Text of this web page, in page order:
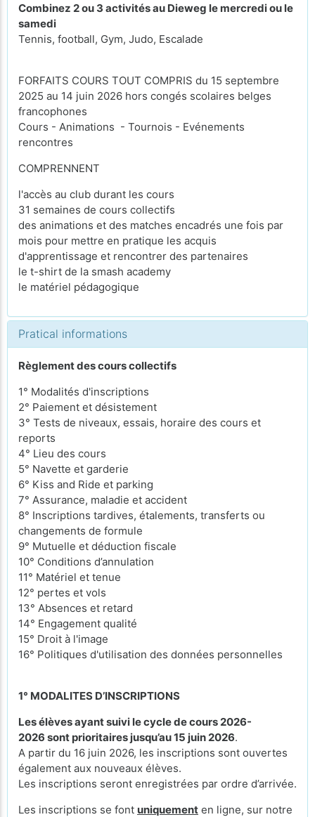
Combinez 2 ou 3 activités au Dieweg le mercredi ou le
samedi
Tennis, football, Gym, Judo, Escalade
FORFAITS COURS TOUT COMPRIS du 15 septembre
2025 au 14 juin 2026 hors congés scolaires belges
francophones
Cours - Animations - Tournois - Evénements
rencontres
COMPRENNENT
l'accès au club durant les cours
31 semaines de cours collectifs
des animations et des matches encadrés une fois par
mois pour mettre en pratique les acquis
d'apprentissage et rencontrer des partenaires
le t-shirt de la smash academy
le matériel pédagogique
Pratical informations
Règlement des cours collectifs
1° Modalités d'inscriptions
2° Paiement et désistement
3° Tests de niveaux, essais, horaire des cours et
reports
4° Lieu des cours
5° Navette et garderie
6° Kiss and Ride et parking
7° Assurance, maladie et accident
8° Inscriptions tardives, étalements, transferts ou
changements de formule
9° Mutuelle et déduction fiscale
10° Conditions d’annulation
11° Matériel et tenue
12° pertes et vols
13° Absences et retard
14° Engagement qualité
15° Droit à l'image
16° Politiques d'utilisation des données personnelles
1° MODALITES D’INSCRIPTIONS
Les élèves ayant suivi le cycle de cours 2026-
2026 sont prioritaires jusqu’au 15 juin 2026.
A partir du 16 juin 2026, les inscriptions sont ouvertes
également aux nouveaux élèves.
Les inscriptions seront enregistrées par ordre d’arrivée.
Les inscriptions se font uniquement en ligne, sur notre